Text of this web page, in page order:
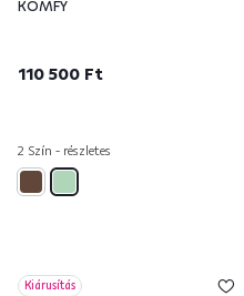
KOMFY
110 500 Ft
2 Szín - részletes
Kiárusítás